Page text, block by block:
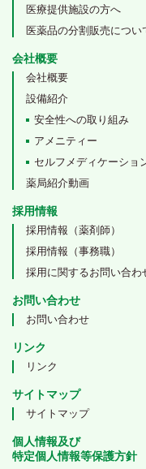
医療提供施設の方へ
医薬品の分割販売につい
会社概要
会社概要
設備紹介
安全性への取り組み
アメニティー
セルフメディケーショ
薬局紹介動画
採用情報
採用情報（薬剤師）
採用情報（事務職）
採用に関するお問い合わ
お問い合わせ
お問い合わせ
リンク
リンク
サイトマップ
サイトマップ
個人情報及び
特定個人情報等保護方針